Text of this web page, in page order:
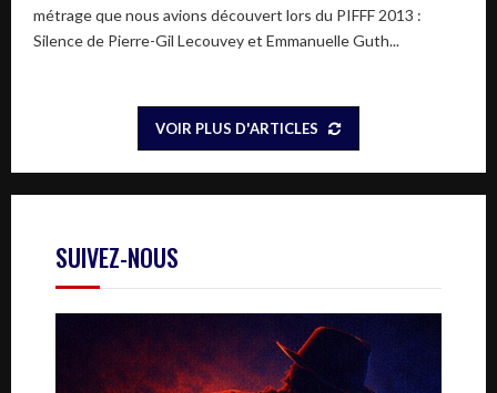
métrage que nous avions découvert lors du PIFFF 2013 :
Silence de Pierre-Gil Lecouvey et Emmanuelle Guth...
VOIR PLUS D'ARTICLES
SUIVEZ-NOUS